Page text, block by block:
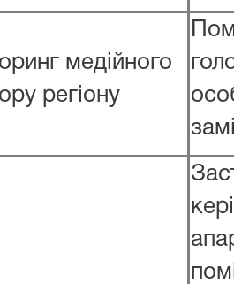
медійного
регіону